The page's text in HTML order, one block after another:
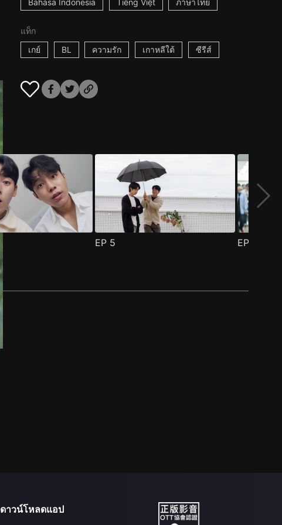
Bahasa Indonesia Tiếng Việt ภาษาไทย
แท็ก
เกย์
BL ความรัก เกาหลีใต้ ซีรีส์
EP 5 EP
ดาวน์โหลดแอป